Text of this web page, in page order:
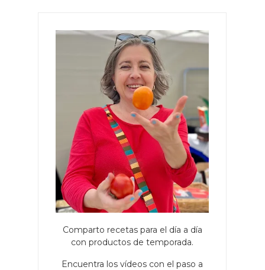
Comparto recetas para el día a día
con productos de temporada.
Encuentra los vídeos con el paso a